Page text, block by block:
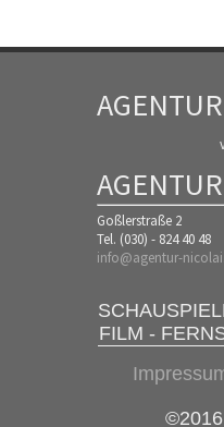
AGENTUR
AGENTUR
Goßlerstraße 2
Tel. (030) - 824 40 48
info@agentur-
FILM -